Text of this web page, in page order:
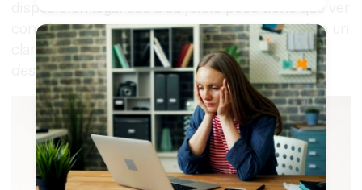
disposición legal que a su juicio poco tiene que ver
con el personaje, un error que solo se debería a un
claro“sectarismo ligado a un gran
desconocimiento de la historia de Jerez”.